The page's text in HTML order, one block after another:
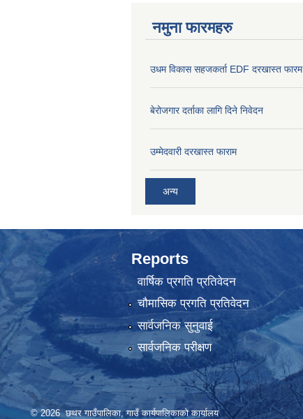
नमुना फारमहरु
उधम विकास सहजकर्ता EDF दरखास्त फारम
बेरोजगार दर्ताका लागि दिने निवेदन
उम्मेदवारी दरखास्त फाराम
अन्य
Reports
वार्षिक प्रगति प्रतिवेदन
चौमासिक प्रगति प्रतिवेदन
सार्वजनिक सुनुवाई
सार्वजनिक परीक्षण
© 2026 छथर गाउँपालिका, गाउँ कार्यपालिकाको कार्यालय